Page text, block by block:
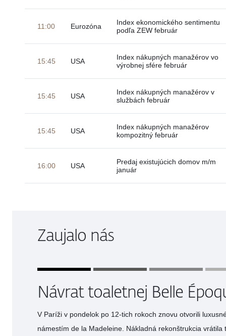
11:00 Eurozóna
Index ekonomického sentimentu
podľa ZEW február
15:45 USA
Index nákupných manažérov vo
výrobnej sfére február
15:45 USA
Index nákupných manažérov v
službách február
15:45 USA
Index nákupných manažérov
kompozitný február
16:00 USA
Predaj existujúcich domov m/m
január
Zaujalo nás
Návrat toaletnej Belle
V Paríži v pondelok po 12-tich rokoch znovu otvorili
námestím de la Madeleine. Nákladná rekonštrukcia vrátila